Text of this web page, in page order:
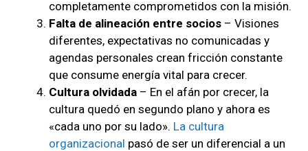
completamente comprometidos con la misión.
Falta de alineación entre socios – Visiones
diferentes, expectativas no comunicadas y
agendas personales crean fricción constante
que consume energía vital para crecer.
Cultura olvidada – En el afán por crecer, la
cultura quedó en segundo plano y ahora es
«cada uno por su lado». La cultura
organizacional pasó de ser un diferencial a un